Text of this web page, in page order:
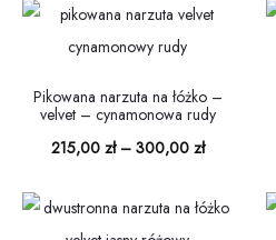
Pikowana narzuta na łóżko –
velvet – cynamonowa rudy
215,00 zł – 300,00 złZakres
od